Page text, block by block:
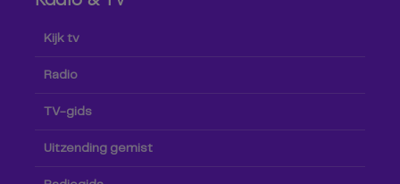
Kijk tv
Radio
TV-gids
Uitzending gemist